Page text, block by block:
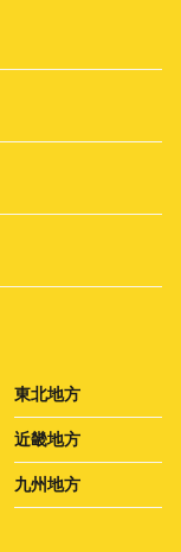
東北地方
近畿地方
九州地方